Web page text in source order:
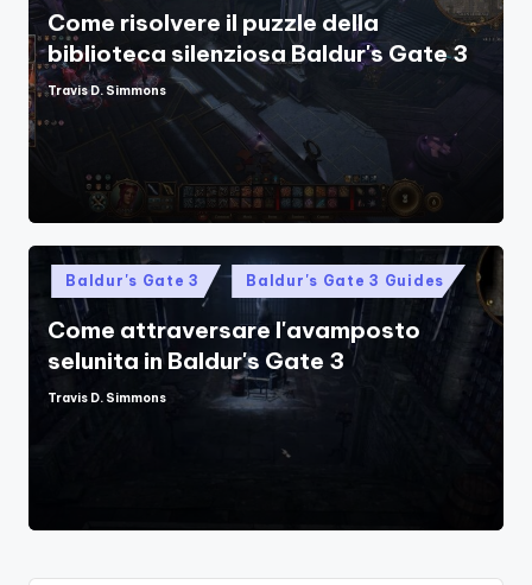
Come risolvere il puzzle della
biblioteca silenziosa Baldur's Gate 3
Posted
Travis D. Simmons
Posted
in
Baldur's Gate 3 Baldur's Gate 3 Guides
Come attraversare l'avamposto
selunita in Baldur's Gate 3
Posted
Travis D. Simmons